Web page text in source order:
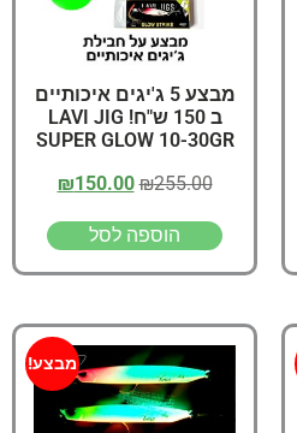
מבצע 5 ג'יגים איכותיים
ב 150 ש"ח! LAVI JIG
SUPER GLOW 10-30GR
₪255.00
₪150.00
הוספה לסל
מבצע!